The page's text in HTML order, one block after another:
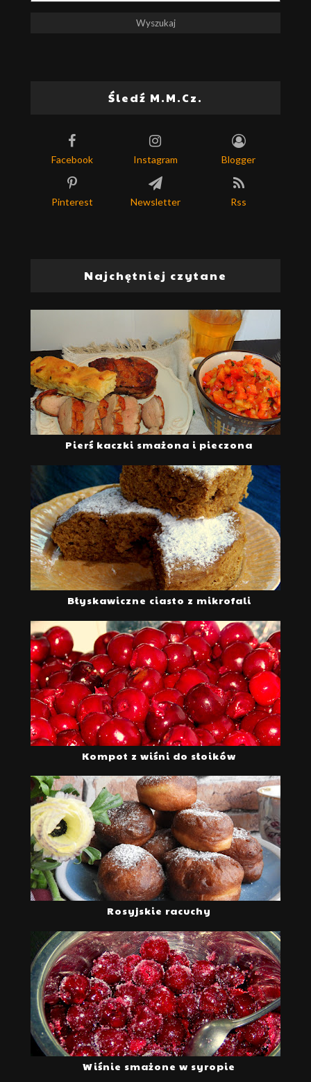
Śledź M.M.Cz.
Facebook Instagram Blogger
Pinterest Newsletter Rss
Najchętniej czytane
Pierś kaczki smażona i pieczona
Błyskawiczne ciasto z mikrofali
Kompot z wiśni do słoików
Rosyjskie racuchy
Wiśnie smażone w syropie